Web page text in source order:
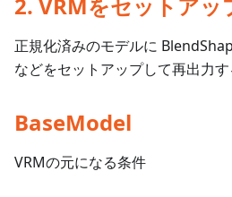
正規化済みのモデルに
などをセットアップして再出力す
BaseModel
VRMの元になる条件